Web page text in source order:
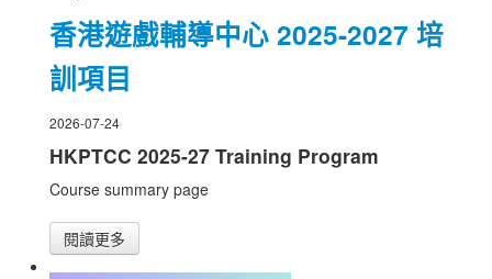
香港遊戲輔導中心 2025-2027 培
訓項目
2026-07-24
HKPTCC 2025-27 Training Program
Course summary page
閱讀更多